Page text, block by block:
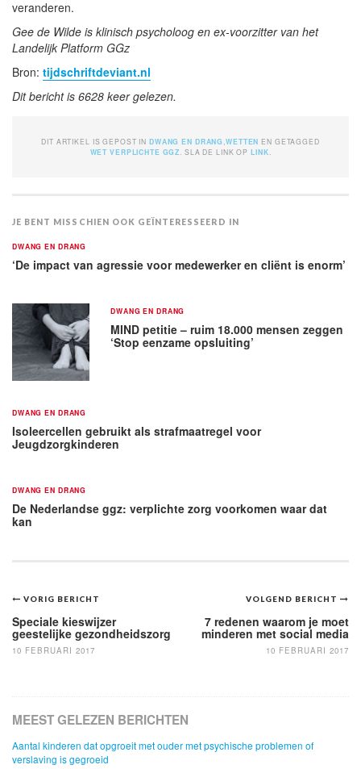
veranderen.
Gee de Wilde is klinisch psycholoog en ex-voorzitter van het
Landelijk Platform GGz
Bron: tijdschriftdeviant.nl
Dit bericht is 6628 keer gelezen.
DIT ARTIKEL IS GEPOST IN DWANG EN DRANG ,WETTEN EN GETAGGED
WET VERPLICHTE GGZ . SLA DE LINK OPLINK
JE BENT MISSCHIEN OOK GEÏNTERESSEERD IN
DWANG EN DRANG
‘De impact van agressie voor medewerker en cliënt is enorm’
DWANG EN DRANG
MIND petitie – ruim 18.000 mensen zeggen
‘Stop eenzame opsluiting’
DWANG EN DRANG
Isoleercellen gebruikt als strafmaatregel voor
Jeugdzorgkinderen
DWANG EN DRANG
De Nederlandse ggz: verplichte zorg voorkomen waar dat
kan
Bericht
navigatie
VOLGEND BERICHT
7 redenen waarom je moet
minderen met social media
10 FEBRUARI 2017
VORIG BERICHT
Speciale kieswijzer
geestelijke gezondheidszorg
10 FEBRUARI 2017
MEEST GELEZEN BERICHTEN
Aantal kinderen dat opgroeit met ouder met psychische problemen of
verslaving is gegroeid